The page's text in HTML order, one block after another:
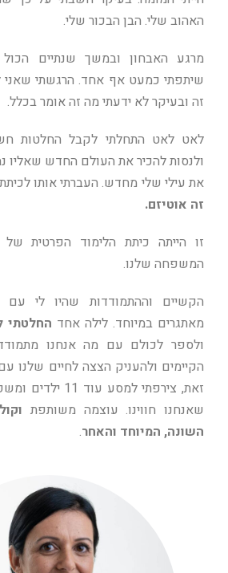
האהוב שלי. הבן הבכור שלי.
מרגע האבחון ובמשך שנתיים
שיתפתי כמעט אף אחד. הרגשתי שאני
זה ובעיקר לא ידעתי מה זה אומר בכלל.
לאט לאט התחלתי לקבל החלטות
ולנסות להכיר את העולם החדש שאליו
את עילי שלי מחדש. העברתי אותו
זה אוטיזם.
זו הייתה כיתת הלימוד הפרטית
המשפחה שלנו.
הקשיים וההתמודדות שהיו לי עם
מאתגרים במיוחד. לילה אחד החלטתי
ולספר לכולם עם מה אנחנו
הקיימים ולהעניק הצצה לחיים שלנו
זאת, צירפתי למסע
שאנחנו חווינו. עוצמה משותפת
השונה, המיוחד והאחר.